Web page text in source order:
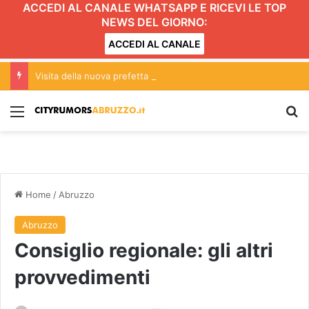
ACCEDI AL CANALE WHATSAPP E RICEVI LE TOP
NEWS DEL GIORNO:
ACCEDI AL CANALE
Visita della nuova prefetta nella Asl di Teramo
Menu
Home /Abruzzo
Abruzzo
Consiglio regionale: gli altri
provvedimenti